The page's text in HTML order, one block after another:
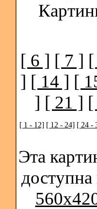
[ 6 ] [ 7 ]
] [ 14 ] [
] [ 21 ]
[ 1 - 12] [ 12 - 24] [ 24 -
Эта